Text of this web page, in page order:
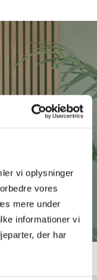
vi oplysninger
vores
mere under
informationer vi
der har